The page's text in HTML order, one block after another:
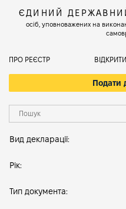
ЄДИНИЙ
осіб, уповноважених на
ПРО РЕЄСТР
Подати
Вид декларації:
Рік:
Тип документа: